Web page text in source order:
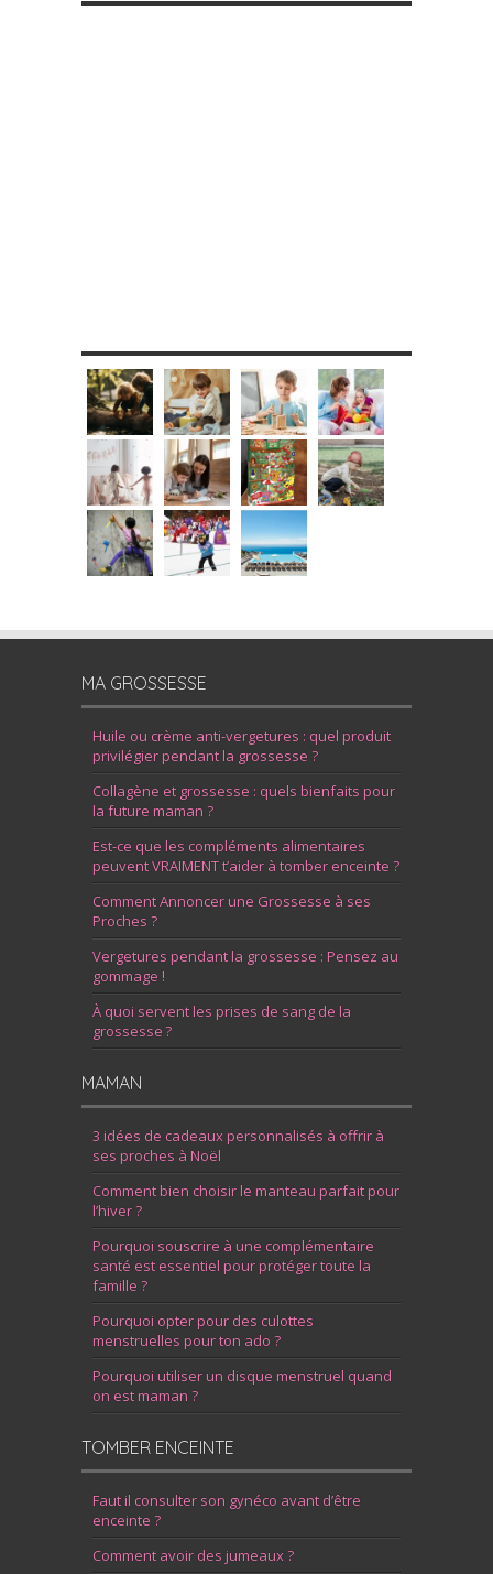
MA GROSSESSE
Huile ou crème anti-vergetures : quel produit
privilégier pendant la grossesse ?
Collagène et grossesse : quels bienfaits pour
la future maman ?
Est-ce que les compléments alimentaires
peuvent VRAIMENT t’aider à tomber enceinte ?
Comment Annoncer une Grossesse à ses
Proches ?
Vergetures pendant la grossesse : Pensez au
gommage !
À quoi servent les prises de sang de la
grossesse ?
MAMAN
3 idées de cadeaux personnalisés à offrir à
ses proches à Noël
Comment bien choisir le manteau parfait pour
l’hiver ?
Pourquoi souscrire à une complémentaire
santé est essentiel pour protéger toute la
famille ?
Pourquoi opter pour des culottes
menstruelles pour ton ado ?
Pourquoi utiliser un disque menstruel quand
on est maman ?
TOMBER ENCEINTE
Faut il consulter son gynéco avant d’être
enceinte ?
Comment avoir des jumeaux ?